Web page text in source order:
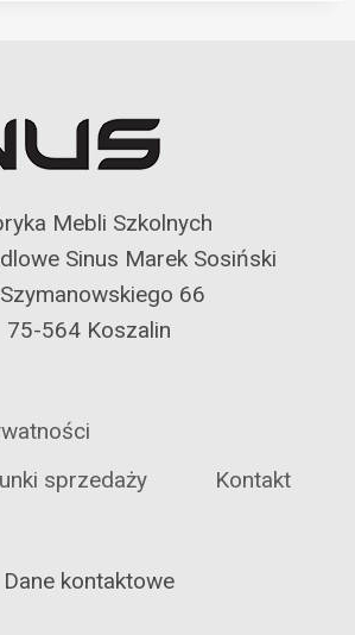
Mebli Szkolnych
Sinus Marek Sosiński
66
75-564 Koszalin
sprzedaży
Kontakt
Dane kontaktowe